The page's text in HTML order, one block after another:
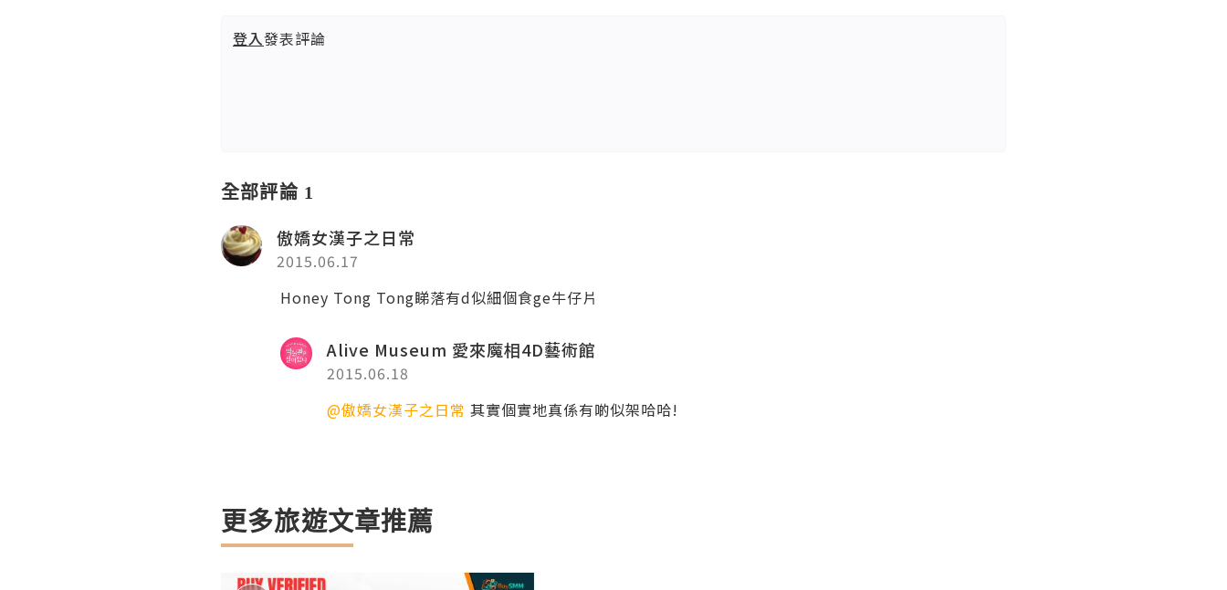
登入發表評論
全部評論 1
傲嬌女漢子之日常
2015.06.17
Honey Tong Tong睇落有d似細個食ge牛仔片
Alive Museum 愛來魔相4D藝術館
2015.06.18
@傲嬌女漢子之日常 其實個實地真係有啲似架哈哈!
更多旅遊文章推薦